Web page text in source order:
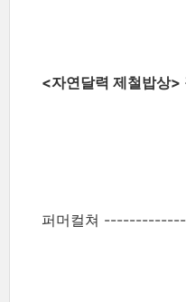
<자연달력 제철밥상>
퍼머컬쳐